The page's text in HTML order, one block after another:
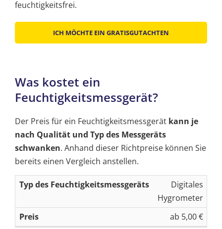
feuchtigkeitsfrei.
ICH MÖCHTE EIN GRATISGUTACHTEN
Was kostet ein
Feuchtigkeitsmessgerät?
Der Preis für ein Feuchtigkeitsmessgerät kann je
nach Qualität und Typ des Messgeräts
schwanken. Anhand dieser Richtpreise können Sie
bereits einen Vergleich anstellen.
T
p
d
Digitales
Hygrometer
ab 5,00 €